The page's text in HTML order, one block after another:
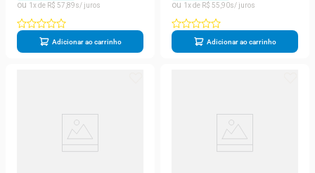
1
R$ 57 89
Adicionar ao carrinho
1
R$ 55 90
Adicionar ao carrinho